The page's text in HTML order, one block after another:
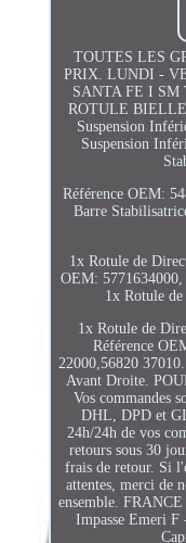
TOUTES LES
PRIX. LUNDI -
SANTA FE I SM
ROTULE
Suspension
Suspension
Référence OEM:
Barre
1x Rotule de
OEM: 5771634000,
1x Rotule
1x Rotule de
Référence
22000,56820
Avant Droite.
Vos commandes
DHL, DPD et
24h/24h de vos
retours sous 30
frais de retour. Si
attentes, merci de
ensemble.
Impasse Emeri F